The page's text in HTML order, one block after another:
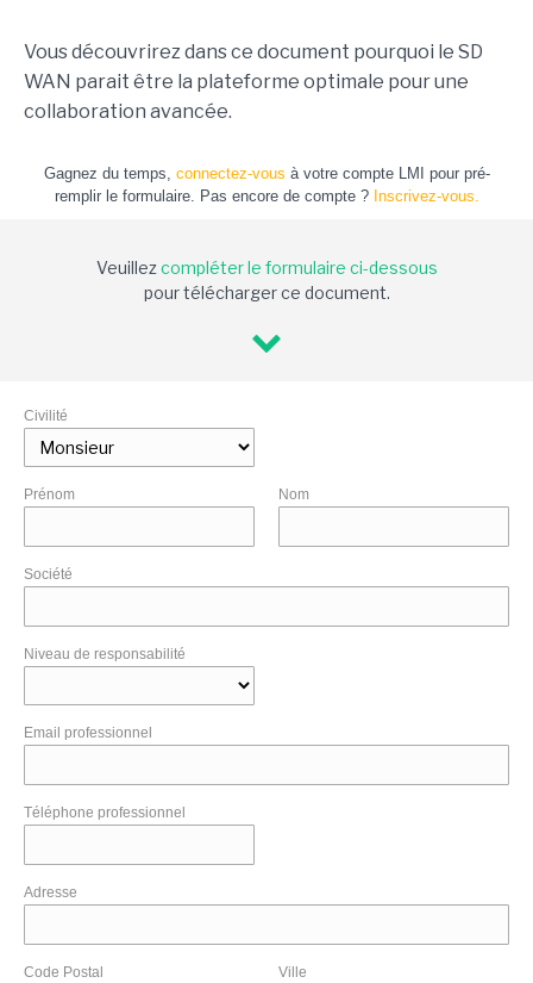
Vous découvrirez dans ce document pourquoi le SD
WAN parait être la plateforme optimale pour une
collaboration avancée.
Gagnez du temps, connectez-vous à votre compte LMI pour pré-
remplir le formulaire. Pas encore de compte ? Inscrivez-vous.
Veuillezcompléter le formulaire ci-dessous
pour télécharger ce document.
Civilité
Prénom Nom
Société
Niveau de responsabilité
Email professionnel
Téléphone professionnel
Adresse
Code Postal Ville